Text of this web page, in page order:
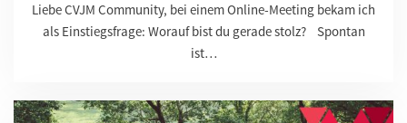
Liebe CVJM Community, bei einem Online-Meeting bekam ich
als Einstiegsfrage: Worauf bist du gerade stolz? Spontan
ist…